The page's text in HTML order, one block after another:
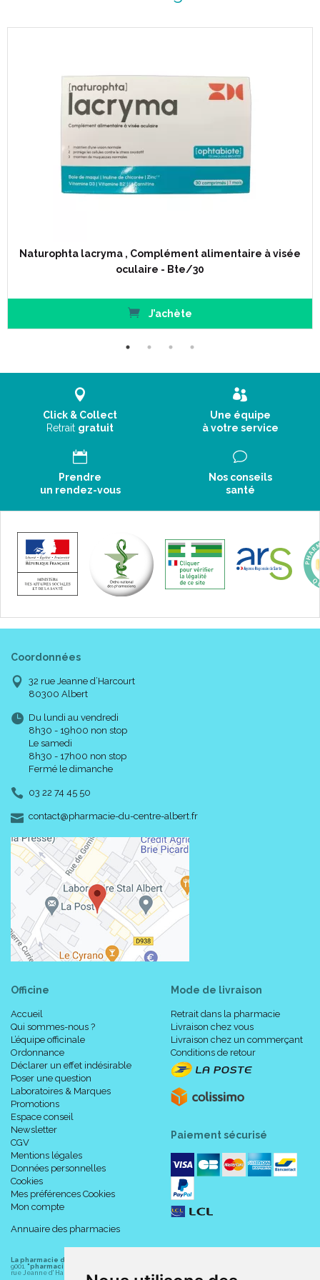
Naturophta lacryma , Complément alimentaire à visée
oculaire - Bte/30
J’achète
Click & Collect
Retrait gratuit
Une équipe
à votre service
Prendre
un rendez-vous
Nos conseils
santé
Coordonnées
32 rue Jeanne d’Harcourt
80300 Albert
Du lundi au vendredi
8h30 - 19h00 non stop
Le samedi
8h30 - 17h00 non stop
Fermé le dimanche
03 22 74 45 50
contact-
@-
pharmacie-du-centre-albert.fr
Officine
Accueil
Qui sommes-nous ?
L’équipe officinale
Ordonnance
Déclarer un effet indésirable
Poser une question
Laboratoires & Marques
Promotions
Espace conseil
Newsletter
CGV
Mentions légales
Données personnelles
Cookies
Mes préférences Cookies
Mon compte
Annuaire des pharmacies
Mode de livraison
Retrait dans la pharmacie
Livraison chez vous
Livraison chez un commerçant
Conditions de retour
Paiement sécurisé
La pharmacie du centre à Albert
9001. "pharmacie-du-centre-albert.fr "
rue Jeanne d' Harcourt, 80300 Albert.